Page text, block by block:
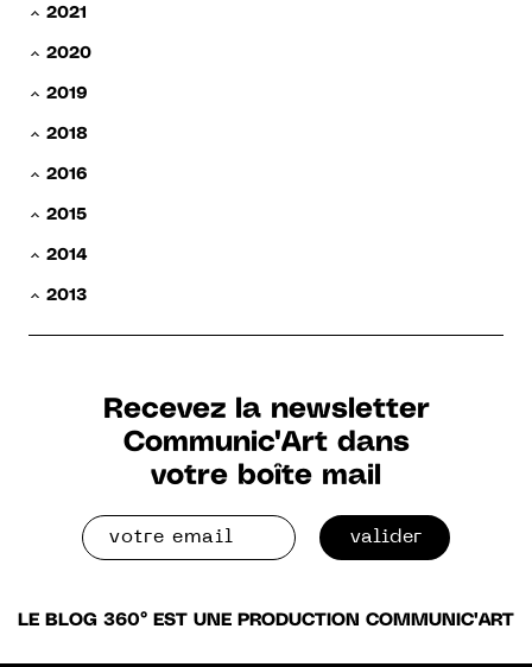
2021
2020
2019
2018
2016
2015
2014
2013
Recevez la newsletter
Communic'Art dans
votre boîte mail
valider
LE BLOG 360° EST UNE PRODUCTION COMMUNIC'ART